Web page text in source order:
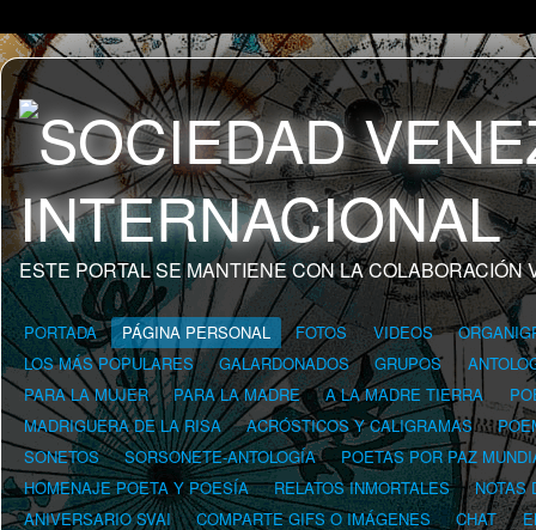
ESTE PORTAL SE MANTIENE CON LA COLABORACIÓN
PORTADA PÁGINA PERSONAL FOTOS VIDEOS
LOS MÁS POPULARES
GALARDONADOS GRUPOS
PARA LA MUJER
PARA LA MADRE A LA MADRE TIERRA
MADRIGUERA DE LA RISA
ACRÓSTICOS Y CALIGRAMAS
SONETOS
SORSONETE-ANTOLOGÍA
POETAS POR PAZ
HOMENAJE POETA Y POESÍA
RELATOS INMORTALES
NOTAS
ANIVERSARIO SVAI
COMPARTE GIFS O IMÁGENES CHAT